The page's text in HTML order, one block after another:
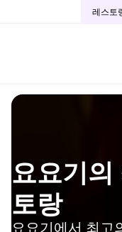
레스토
요요기
토랑
요요기에서 최고